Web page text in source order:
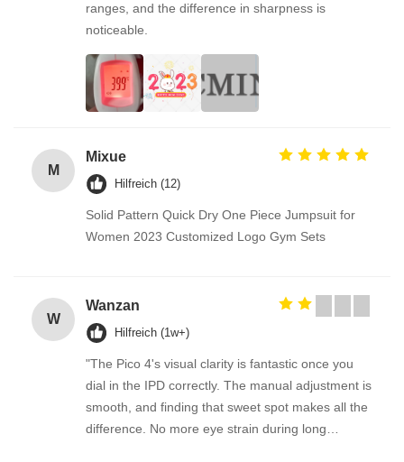
ranges, and the difference in sharpness is
noticeable.
M
Mixue
Hilfreich (12)
Solid Pattern Quick Dry One Piece Jumpsuit for
Women 2023 Customized Logo Gym Sets
W
Wanzan
Hilfreich (1w+)
"The Pico 4's visual clarity is fantastic once you
dial in the IPD correctly. The manual adjustment is
smooth, and finding that sweet spot makes all the
difference. No more eye strain during long